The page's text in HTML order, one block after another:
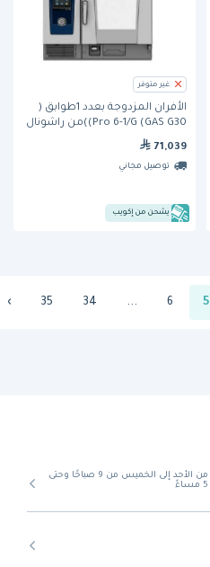
غير متوفر
الأفران المزدوجة بعدد 1طوابق (
Pro 6-1/G (GAS G30))من راشونال
71,039
توصيل مجاني
يشحن من إكويب
5
6
...
34
35
›
من الأحد إلى الخميس من 9 صباحًا وحتى
5 مساءً